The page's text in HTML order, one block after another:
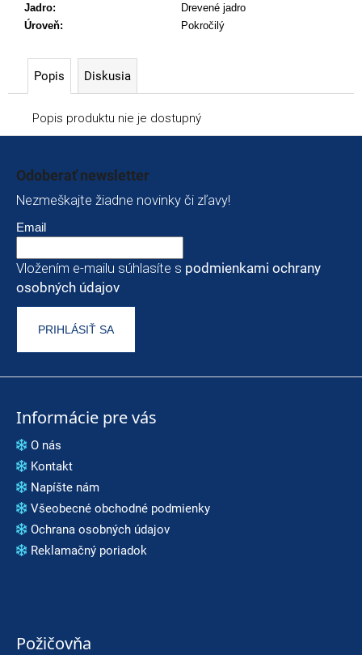
Jadro:
Drevené jadro
Úroveň: Pokročilý
Popis Diskusia
Popis produktu nie je dostupný
Odoberať newsletter
Nezmeškajte žiadne novinky či zľavy!
Email
Vložením e-mailu súhlasíte s podmienkami ochrany
osobných údajov
PRIHLÁSIŤ SA
Informácie pre vás
O nás
Kontakt
Napíšte nám
Všeobecné obchodné podmienky
Ochrana osobných údajov
Reklamačný poriadok
Požičovňa